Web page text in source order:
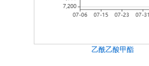
乙酰乙酸甲酯